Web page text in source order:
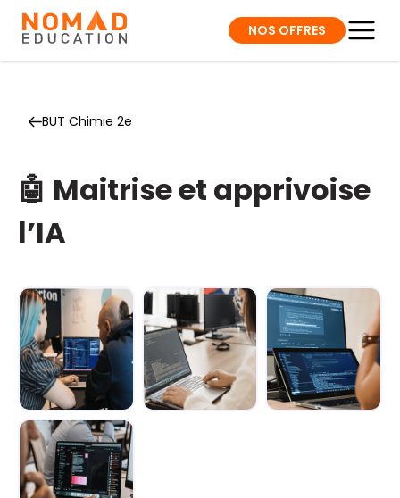
NOS OFFRES
BUT Chimie 2e
🤖 Maitrise et apprivoise
l’IA
Demain au
boulot : Les
métiers boostés
p...